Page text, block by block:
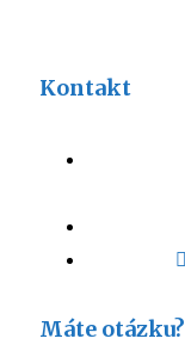
Kontakt
Máte otázku?